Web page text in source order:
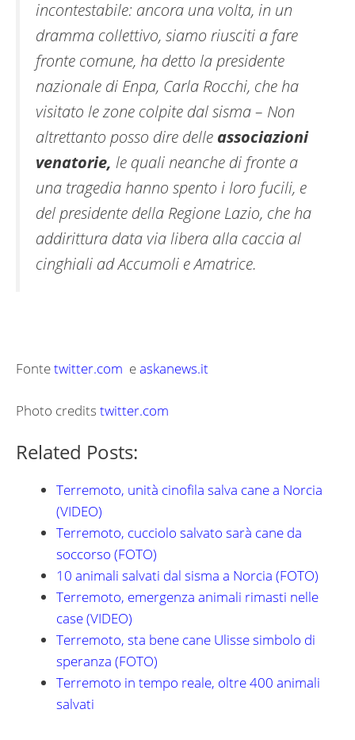
incontestabile: ancora una volta, in un
dramma collettivo, siamo riusciti a fare
fronte comune, ha detto la presidente
nazionale di Enpa, Carla Rocchi, che ha
visitato le zone colpite dal sisma – Non
altrettanto posso dire delle associazioni
venatorie, le quali neanche di fronte a
una tragedia hanno spento i loro fucili, e
del presidente della Regione Lazio, che ha
addirittura data via libera alla caccia al
cinghiali ad Accumoli e Amatrice.
Fontetwitter.com easkanews.it
Photo credits twitter.com
Related Posts:
Terremoto, unità cinofila salva cane a Norcia
(VIDEO)
Terremoto, cucciolo salvato sarà cane da
soccorso (FOTO)
10 animali salvati dal sisma a Norcia (FOTO)
Terremoto, emergenza animali rimasti nelle
case (VIDEO)
Terremoto, sta bene cane Ulisse simbolo di
speranza (FOTO)
Terremoto in tempo reale, oltre 400 animali
salvati